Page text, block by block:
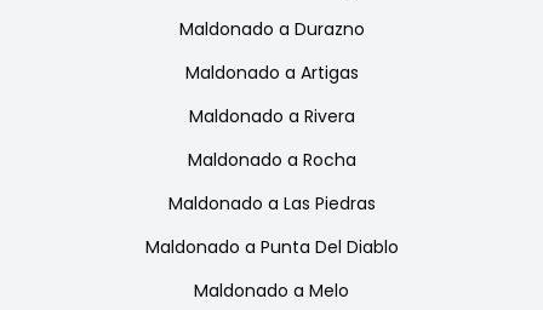
Maldonado a Durazno
Maldonado a Artigas
Maldonado a Rivera
Maldonado a Rocha
Maldonado a Las Piedras
Maldonado a Punta Del Diablo
Maldonado a Melo